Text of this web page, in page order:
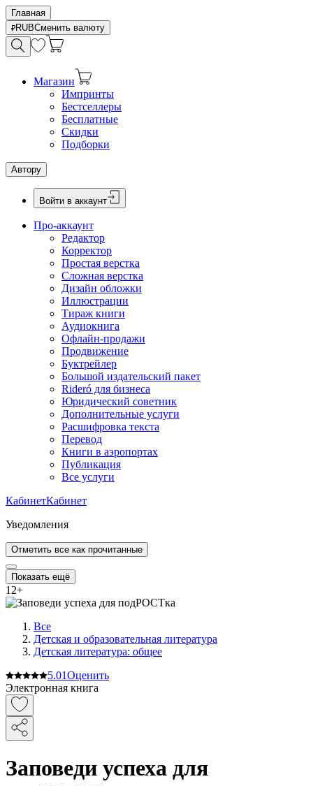
Главная
RUBСменить валюту
Магазин
Импринты
Бестселлеры
Бесплатные
Скидки
Подборки
Автору
Войти в аккаунт
Про-аккаунт
Редактор
Корректор
Простая верстка
Сложная верстка
Дизайн обложки
Иллюстрации
Тираж книги
Аудиокнига
Офлайн-продажи
Продвижение
Буктрейлер
Большой издательский пакет
Rideró для бизнеса
Юридический советник
Дополнительные услуги
Расшифровка текста
Перевод
Книги в аэропортах
Публикация
Все услуги
КабинетКабинет
Уведомления
Отметить все как прочитанные
Показать ещё
12+
Все
Детская и образовательная литература
Детская литература: общее
5.01Оценить
Электронная книга
Заповеди успеха для